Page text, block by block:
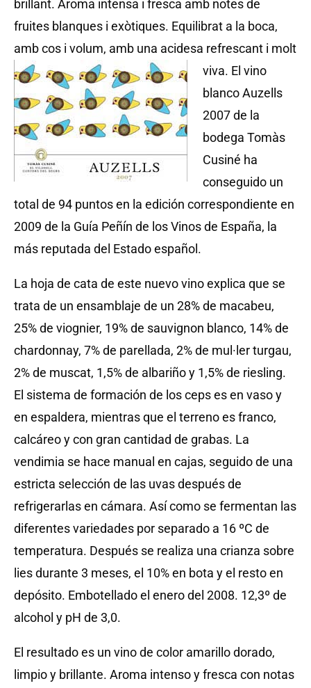
brillant. Aroma intensa i fresca amb notes de
fruites blanques i exòtiques. Equilibrat a la boca,
amb cos i volum, amb una acidesa refrescant i molt
viva. El vino
blanco Auzells
2007 de la
bodega Tomàs
Cusiné ha
conseguido un
total de 94 puntos en la edición correspondiente en
2009 de la Guía Peñín de los Vinos de España, la
más reputada del Estado español.
La hoja de cata de este nuevo vino explica que se
trata de un ensamblaje de un 28% de macabeu,
25% de viognier, 19% de sauvignon blanco, 14% de
chardonnay, 7% de parellada, 2% de mul·ler turgau,
2% de muscat, 1,5% de albariño y 1,5% de riesling.
El sistema de formación de los ceps es en vaso y
en espaldera, mientras que el terreno es franco,
calcáreo y con gran cantidad de grabas. La
vendimia se hace manual en cajas, seguido de una
estricta selección de las uvas después de
refrigerarlas en cámara. Así como se fermentan las
diferentes variedades por separado a 16 ºC de
temperatura. Después se realiza una crianza sobre
lies durante 3 meses, el 10% en bota y el resto en
depósito. Embotellado el enero del 2008. 12,3º de
alcohol y pH de 3,0.
El resultado es un vino de color amarillo dorado,
limpio y brillante. Aroma intenso y fresca con notas